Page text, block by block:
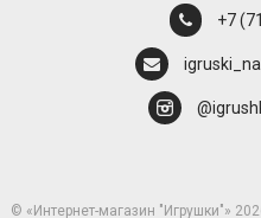
+7
© «Интернет-магазин "Игрушки"»